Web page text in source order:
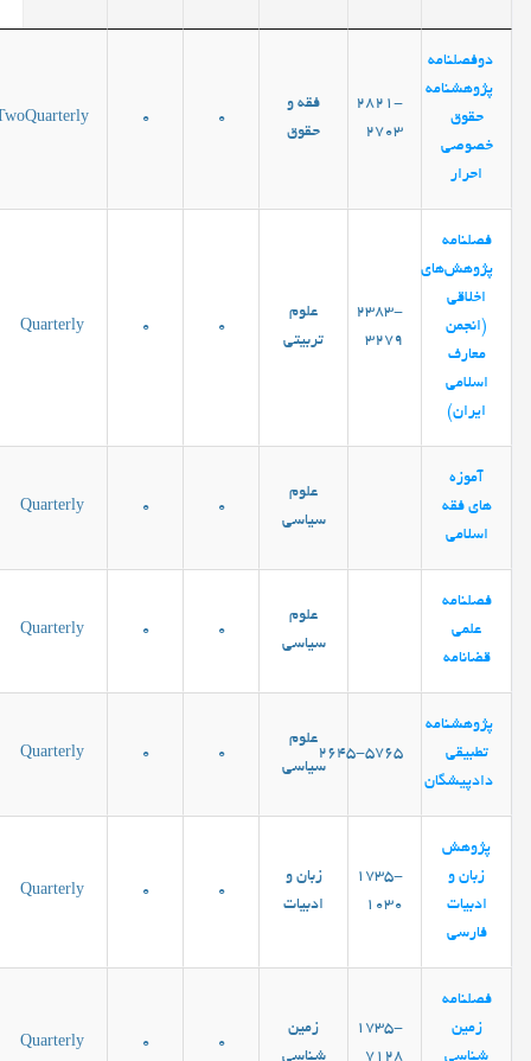
دوفصلنامه
پژوهشنامه
حقوق
خصوصی
احرار
2821-
2703
فقه و
حقوق
0
0
TwoQuarterly
فصلنامه
پژوهش‌های
اخلاقی
(انجمن
معارف
اسلامی
ایران)
2383-
3279
علوم
تربیتی
0
0
Quarterly
آموزه
های فقه
اسلامی
علوم
سیاسی
0
0
Quarterly
فصلنامه
علمی
قضانامه
علوم
سیاسی
0
0
Quarterly
پژوهشنامه
تطبیقی
دادپیشگان
۲۶۴۵-۵۷۶۵
علوم
سیاسی
0
0
Quarterly
پژوهش
زبان و
ادبیات
فارسی
1735-
1030
زبان و
ادبیات
0
0
Quarterly
فصلنامه
زمین
شناسی
1735-
7128
زمین
شناسی
0
0
Quarterly